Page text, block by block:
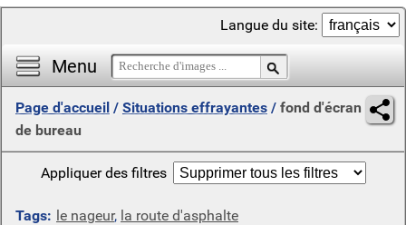
Menu
Langue du site:
Page d'accueil / Situations effrayantes / fond d'écran
de bureau
Appliquer des filtres
Tags: le nageur, la route d'asphalte